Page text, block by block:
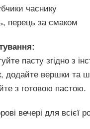
часнику
перець за смаком
пасту згідно з
додайте вершки та
з готовою пастою.
вечері для всієї